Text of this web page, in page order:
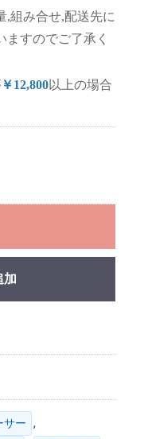
組み合せ,配送先に
ますのでご了承く
￥12,800以上の場合
加
サー ,